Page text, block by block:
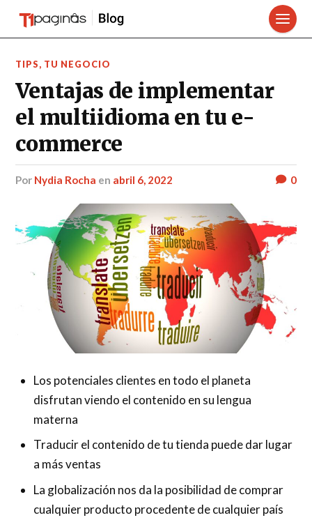
TIPS, TU NEGOCIO
Ventajas de implementar
el multiidioma en tu e-
commerce
por Nydia Rocha en abril 6, 2022 0
Los potenciales clientes en todo el planeta
disfrutan viendo el contenido en su lengua
materna
Traducir el contenido de tu tienda puede dar lugar
a más ventas
La globalización nos da la posibilidad de comprar
cualquier producto procedente de cualquier país